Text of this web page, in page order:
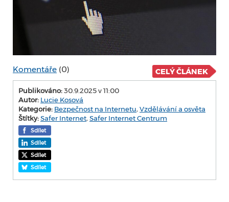
Komentáře (0) CELÝ ČLÁNEK
Publikováno:30.9.2025 v 11:00
Autor: Lucie Kosová
Kategorie: Bezpečnost na Internetu, Vzdělávání a osvěta
Štítky:Safer Internet, Safer Internet Centrum
Sdílet
Sdílet
Sdílet
Sdílet